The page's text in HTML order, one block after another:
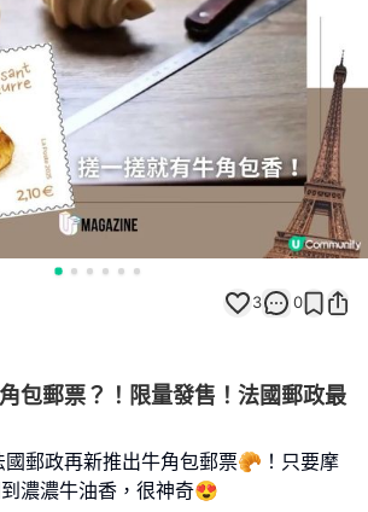
3 0
包郵票？！限量發售！法國郵政最
郵政再新推出牛角包郵票🥐！只要摩
濃濃牛油香，很神奇😍